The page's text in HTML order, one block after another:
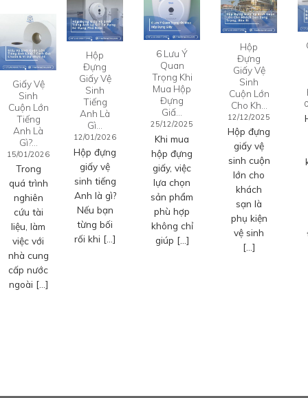
Giấy Vệ
Sinh
Cuộn Lớn
Tiếng
Anh Là
Gì?…
15/01/2026
Trong
quá trình
nghiên
cứu tài
liệu, làm
việc với
nhà cung
cấp nước
ngoài […]
Hộp
Đựng
Giấy Vệ
Sinh
Tiếng
Anh Là
Gì…
12/01/2026
Hộp đựng
giấy vệ
sinh tiếng
Anh là gì?
Nếu bạn
từng bối
rối khi […]
6 Lưu Ý
Quan
Trọng Khi
Mua Hộp
Đựng
Giấ…
25/12/2025
Khi mua
hộp đựng
giấy, việc
lựa chọn
sản phẩm
phù hợp
không chỉ
giúp […]
Hộp
Đựng
Giấy Vệ
Sinh
Cuộn Lớn
Cho Kh…
12/12/2025
Hộp đựng
giấy vệ
sinh cuộn
lớn cho
khách
sạn là
phụ kiện
vệ sinh
[…]